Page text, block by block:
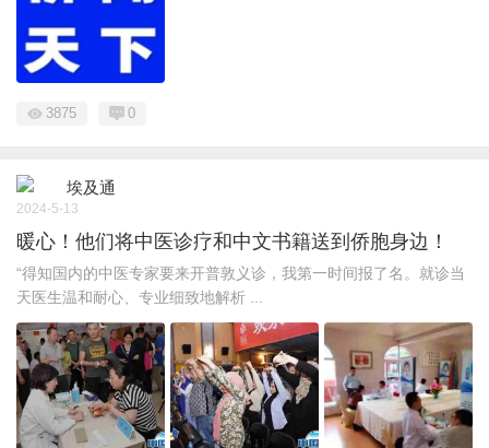
3875 0
埃及通
2024-5-13
暖心！他们将中医诊疗和中文书籍送到侨胞身边！
“得知国内的中医专家要来开普敦义诊，我第一时间报了名。就诊当
天医生温和耐心、专业细致地解析 ...